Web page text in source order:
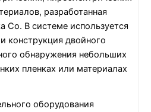
разработанная
Co. В системе используется
конструкция двойного
обнаружения небольших
пленках или материалах
оборудования